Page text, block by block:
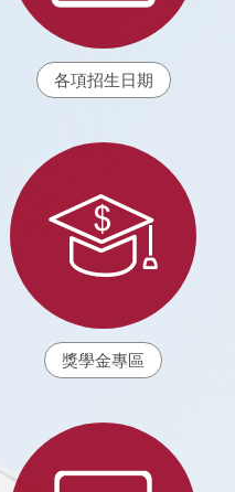
各項招生日期
獎學金專區